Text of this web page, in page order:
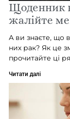
Щоденник
жалійте
А ви знаєте, що
них рак? Як це
прочитайте ці
Читати далі